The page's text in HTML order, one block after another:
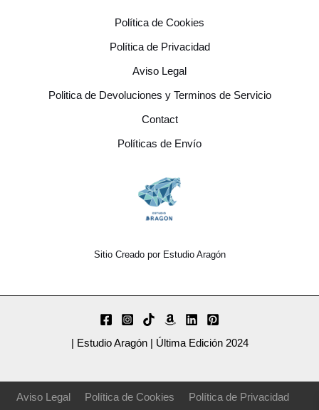
Política de Cookies
Política de Privacidad
Aviso Legal
Politica de Devoluciones y Terminos de Servicio
Contact
Políticas de Envío
Sitio Creado por Estudio Aragón
| Estudio Aragón | Última Edición 2024
Aviso Legal Política de Cookies
Política de Privacidad